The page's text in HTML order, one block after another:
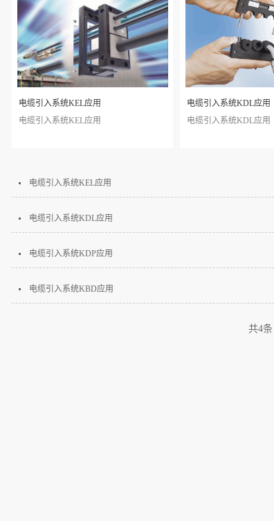
电缆引入系统KEL应用
电缆引入系统KEL应用
电缆引入系统KDL应用
电缆引入系统KDL应用
电缆引入系统KEL应用
电缆引入系统KDL应用
电缆引入系统KDP应用
电缆引入系统KBD应用
共4条